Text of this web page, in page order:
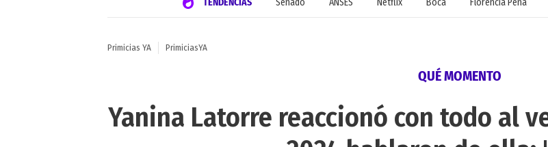
Primicias YA PrimiciasYA
QUÉ MOMENTO
Yanina Latorre reaccionó con todo al